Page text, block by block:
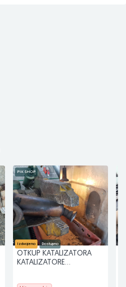
PIK SHOP
Izdvojeno Dostupno
OTKUP KATALIZATORA
KATALIZATORE